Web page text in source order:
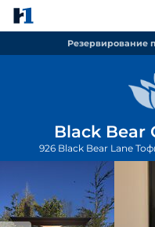
Резервирование
Black Bear
926 Black Bear Lane